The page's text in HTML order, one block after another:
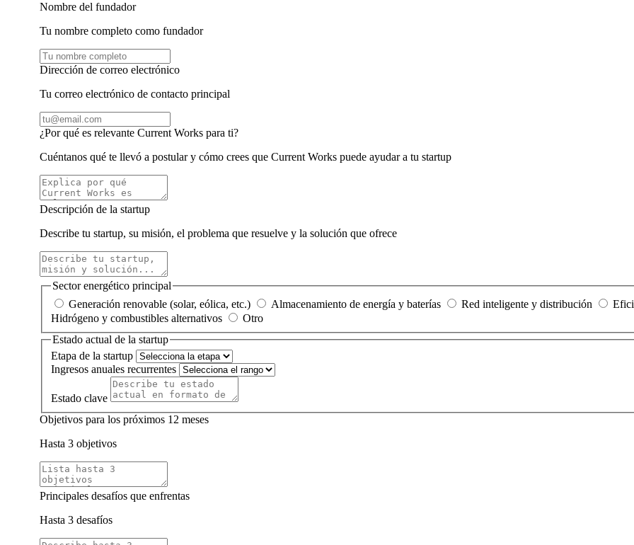
Nombre del fundador
Tu nombre completo como fundador
Dirección de correo electrónico
Tu correo electrónico de contacto principal
¿Por qué es relevante Current Works para ti?
Cuéntanos qué te llevó a postular y cómo crees que Current Works puede ayudar a tu startup
Descripción de la startup
Describe tu startup, su misión, el problema que resuelve y la solución que ofrece
Sector energético principal
Generación renovable (solar, eólica, etc.)
Almacenamiento de energía y baterías Red inteligente y distribución
Hidrógeno y combustibles alternativos
Otro
Estado actual de la startup
Etapa de la startup
Ingresos anuales recurrentes
Estado clave
Objetivos para los próximos 12 meses
Hasta 3 objetivos
Principales desafíos que enfrentas
Hasta 3 desafíos